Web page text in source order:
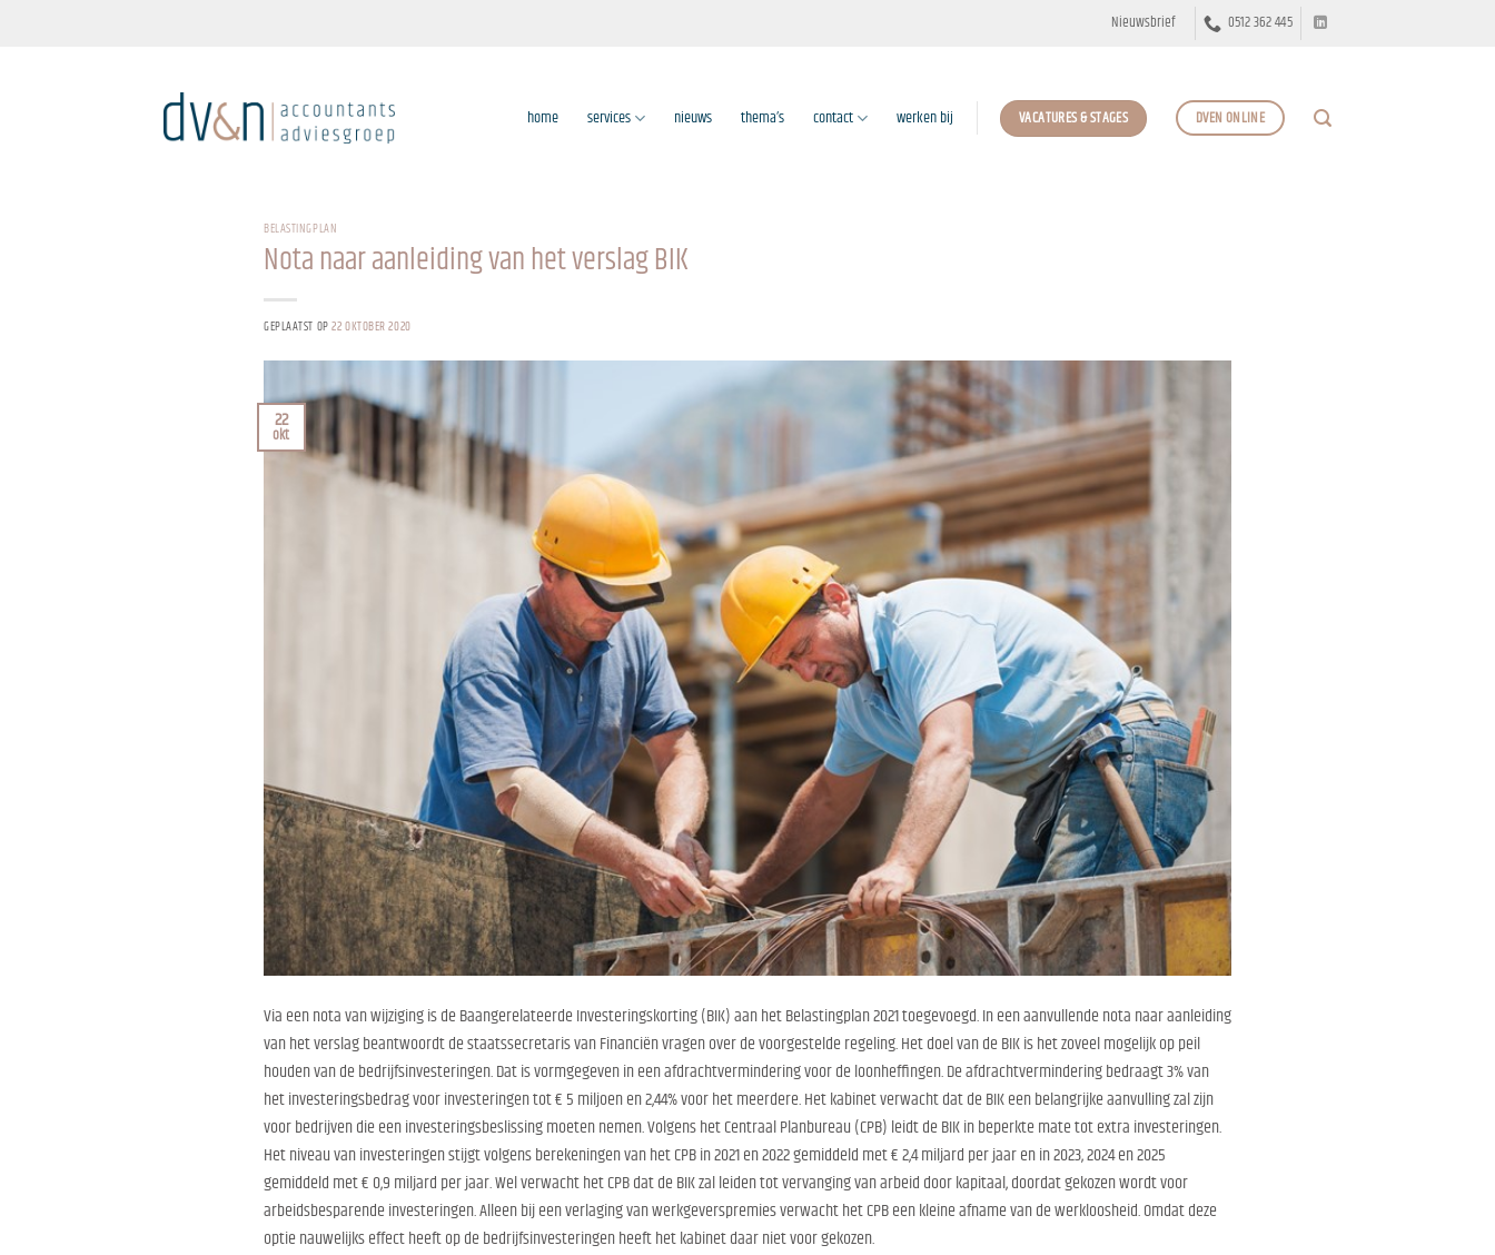
Nieuwsbrief 0512 362 445
home services nieuws thema’s contact werken bij VACATURES & STAGES DVEN ONLINE
BELASTINGPLAN
Nota naar aanleiding van het verslag BIK
GEPLAATST OP22 OKTOBER 2020
22
okt
Via een nota van wijziging is de Baangerelateerde Investeringskorting (BIK) aan het Belastingplan 2021 toegevoegd. In een aanvullende nota naar aanleiding
van het verslag beantwoordt de staatssecretaris van Financiën vragen over de voorgestelde regeling. Het doel van de BIK is het zoveel mogelijk op peil
houden van de bedrijfsinvesteringen. Dat is vormgegeven in een afdrachtvermindering voor de loonheffingen. De afdrachtvermindering bedraagt 3% van
het investeringsbedrag voor investeringen tot € 5 miljoen en 2,44% voor het meerdere. Het kabinet verwacht dat de BIK een belangrijke aanvulling zal zijn
voor bedrijven die een investeringsbeslissing moeten nemen. Volgens het Centraal Planbureau (CPB) leidt de BIK in beperkte mate tot extra investeringen.
Het niveau van investeringen stijgt volgens berekeningen van het CPB in 2021 en 2022 gemiddeld met € 2,4 miljard per jaar en in 2023, 2024 en 2025
gemiddeld met € 0,9 miljard per jaar. Wel verwacht het CPB dat de BIK zal leiden tot vervanging van arbeid door kapitaal, doordat gekozen wordt voor
arbeidsbesparende investeringen. Alleen bij een verlaging van werkgeverspremies verwacht het CPB een kleine afname van de werkloosheid. Omdat deze
optie nauwelijks effect heeft op de bedrijfsinvesteringen heeft het kabinet daar niet voor gekozen.